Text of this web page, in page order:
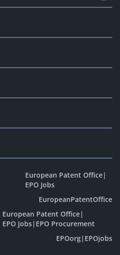
European Patent Office|
EPO Jobs
EuropeanPatentOffice
European Patent Office|
EPO Jobs| EPO Procurement
EPOorg| EPOjobs